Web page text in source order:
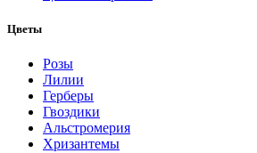
Цветы
Розы
Лилии
Герберы
Гвоздики
Альстромерия
Хризантемы